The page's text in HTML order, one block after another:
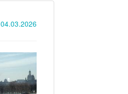
04.03.2026